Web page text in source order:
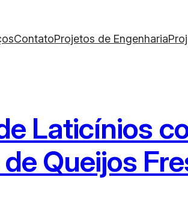
ContatoProjetos de Engenharia
Laticínios
Queijos